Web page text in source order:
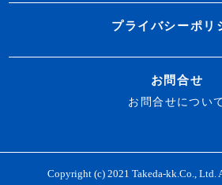
プライバシーポリ
お問合せ
お問合せについ
Copyright (c) 2021 Takeda-kk.Co., Ltd.